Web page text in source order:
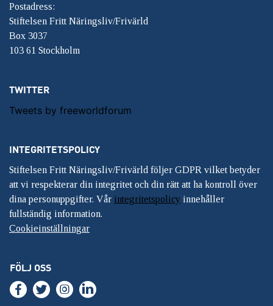
Postadress:
Stiftelsen Fritt Näringsliv/Frivärld
Box 3037
103 61 Stockholm
TWITTER
Tweets by freeworldforum
INTEGRITETSPOLICY
Stiftelsen Fritt Näringsliv/Frivärld följer GDPR vilket betyder
att vi respekterar din integritet och din rätt att ha kontroll över
dina personuppgifter. Vår integritetspolicy innehåller
fullständig information.
Cookieinställningar
FÖLJ OSS